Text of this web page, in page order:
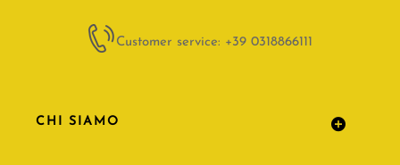
Customer service: +39 0318866111
CHI SIAMO